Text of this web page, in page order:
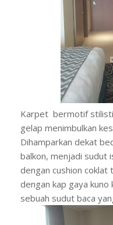
Karpet bermotif
gelap menimbulkan
Dihamparkan dekat
balkon, menjadi sudut
dengan cushion coklat
dengan kap gaya kuno
sebuah sudut baca